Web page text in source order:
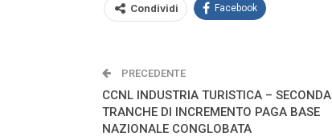
Condividi Facebook
PRECEDENTE
CCNL INDUSTRIA TURISTICA – SECONDA
TRANCHE DI INCREMENTO PAGA BASE
NAZIONALE CONGLOBATA